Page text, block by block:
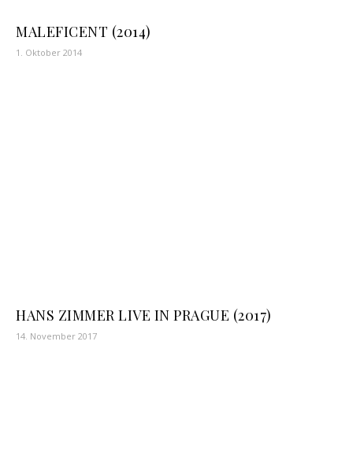
MALEFICENT (2014)
1. Oktober 2014
HANS ZIMMER LIVE IN PRAGUE (2017)
14. November 2017